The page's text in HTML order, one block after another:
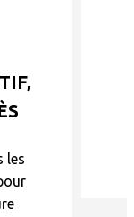
les